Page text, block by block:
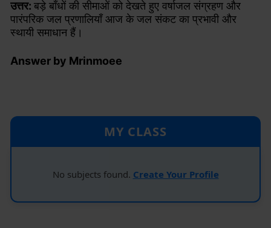
उत्तर: बड़े बाँधों की सीमाओं को देखते हुए वर्षाजल संग्रहण और
पारंपरिक जल प्रणालियाँ आज के जल संकट का प्रभावी और
स्थायी समाधान हैं।
Answer by Mrinmoee
MY CLASS
No subjects found. Create Your Profile